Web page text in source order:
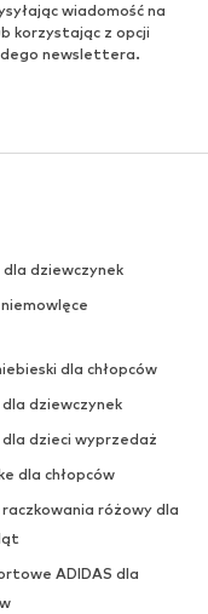
wiadomość na
korzystając z opcji
newslettera.
dla dziewczynek
dla chłopców
dla dziewczynek
dzieci wyprzedaż
dla chłopców
różowy dla
ADIDAS dla